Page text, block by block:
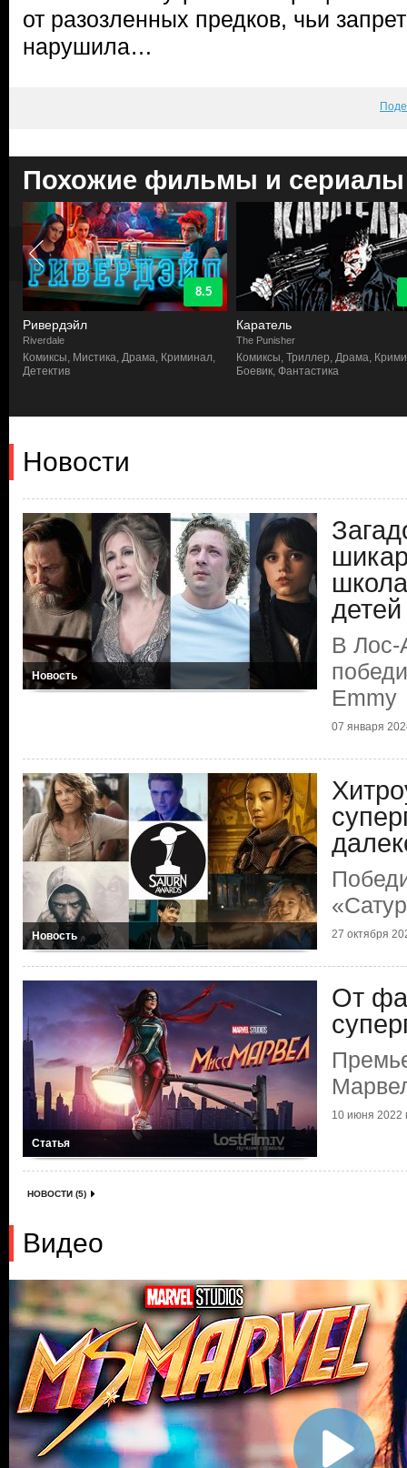
от разозленных предков, чьи
нарушила…
Похожие фильмы и сериалы
8.5
Ривердэйл
Riverdale
Комиксы, Мистика, Драма, Криминал,
Детектив
Каратель
The Punisher
Комиксы, Триллер, Драма,
Боевик, Фантастика
Новости
Новость
детей
В Лос-
Emmy
07 января
Новость 27 октября
Статья
От
10 июня 2022
НОВОСТИ (5)
Видео